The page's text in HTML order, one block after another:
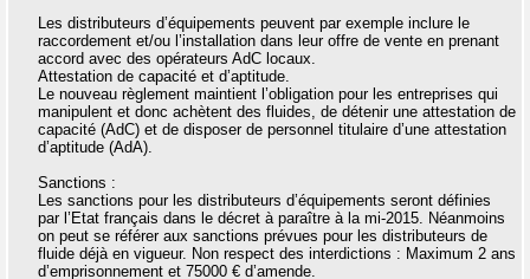
Les distributeurs d’équipements peuvent par exemple inclure le
raccordement et/ou l’installation dans leur offre de vente en prenant
accord avec des opérateurs AdC locaux.
Attestation de capacité et d’aptitude.
Le nouveau règlement maintient l’obligation pour les entreprises qui
manipulent et donc achètent des fluides, de détenir une attestation de
capacité (AdC) et de disposer de personnel titulaire d’une attestation
d’aptitude (AdA).
Sanctions :
Les sanctions pour les distributeurs d’équipements seront définies
par l’Etat français dans le décret à paraître à la mi-2015. Néanmoins
on peut se référer aux sanctions prévues pour les distributeurs de
fluide déjà en vigueur. Non respect des interdictions : Maximum 2 ans
d’emprisonnement et 75000 € d’amende.